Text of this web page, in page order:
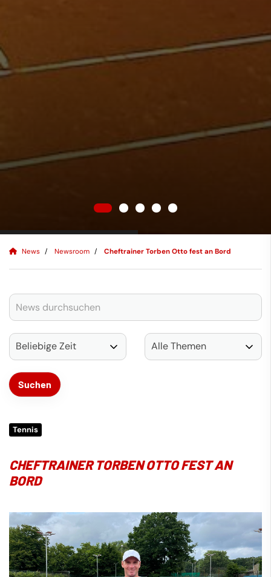
News Newsroom Cheftrainer Torben Otto fest an Bord
Tennis
CHEFTRAINER TORBEN OTTO FEST AN
BORD